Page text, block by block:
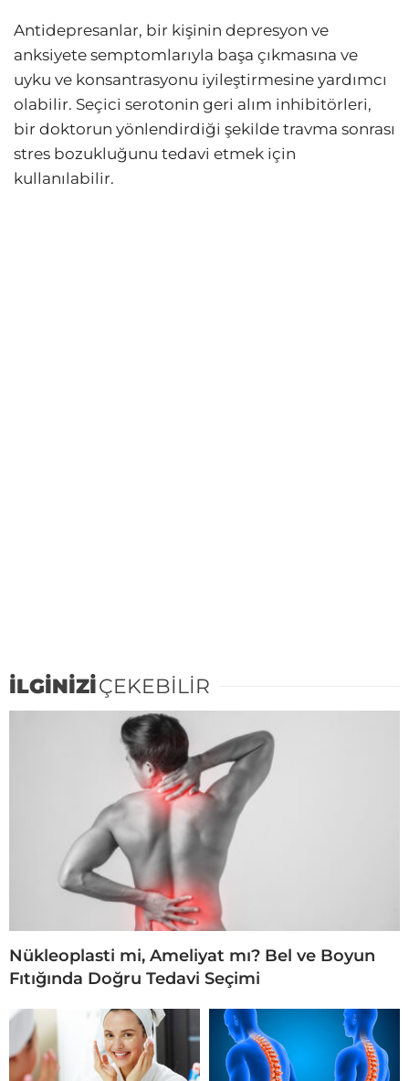
Antidepresanlar, bir kişinin depresyon ve
anksiyete semptomlarıyla başa çıkmasına ve
uyku ve konsantrasyonu iyileştirmesine yardımcı
olabilir. Seçici serotonin geri alım inhibitörleri,
bir doktorun yönlendirdiği şekilde travma sonrası
stres bozukluğunu tedavi etmek için
kullanılabilir.
İLGİNİZİÇEKEBİLİR
Nükleoplasti mi, Ameliyat mı? Bel ve Boyun
Fıtığında Doğru Tedavi Seçimi